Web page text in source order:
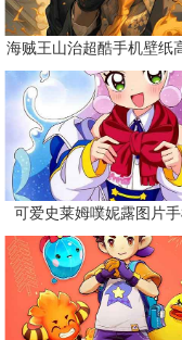
海贼王山治超酷手机壁纸
可爱史莱姆噗妮露图片